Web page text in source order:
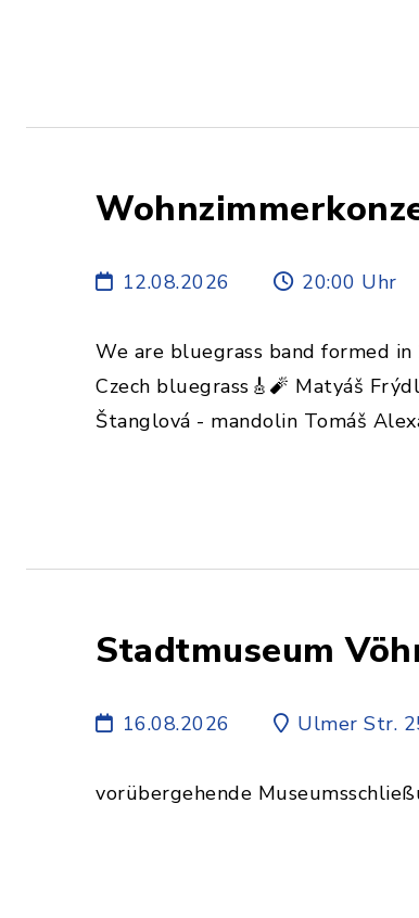
12.08.2026 20:00 Uhr
We are bluegrass band formed
Czech bluegrass🎸🧨 Matyáš
Štanglová - mandolin Tomáš
Stadtmuseum
16.08.2026 Ulmer Str.
vorübergehende